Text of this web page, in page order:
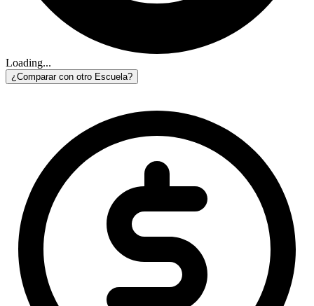
Loading...
¿Comparar con otro Escuela?